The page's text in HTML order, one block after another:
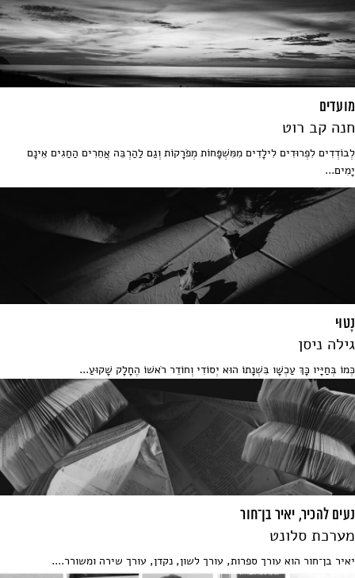
מועדים
חנה קב רוט
לְבוֹדְדִים לִפְרוּדִים לִילָדִים מִמִּשְׁפָּחוֹת מְפֹרָקוֹת וְגַם לַהַרְבֵּה אֲחֵרִים הַחַגִים אֵינָם
יָמִים...
נָטוּי
גילה ניסן
כְּמוֹ בְּחַיָּיו כָּךְ עַכְשָׁו בִּשְׁנָתוֹ הוּא יְסוֹדִי וְחוֹדֵר רֹאשׁוֹ הֶחָלָק שָׁקוּעַ...
נעים להכיר, יאיר בן־חור
מערכת סלונט
יאיר בן־חור הוא עורך ספרות, עורך לשון, נקדן, עורך שירה ומשורר....